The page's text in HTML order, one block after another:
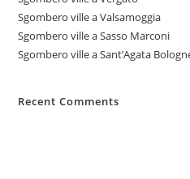
Sgombero ville a Valsamoggia
Sgombero ville a Sasso Marconi
Sgombero ville a Sant’Agata
Recent Comments